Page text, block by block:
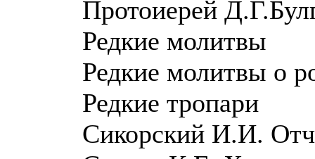
Протоиерей
Редкие молитвы
Редкие молитвы о
Редкие тропари
Сикорский И.И.